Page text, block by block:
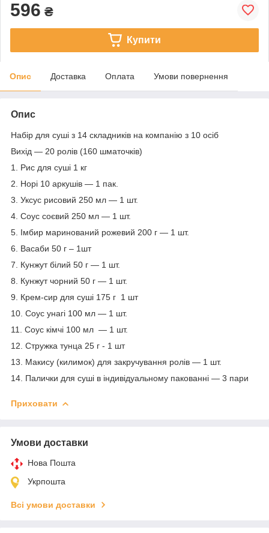
596 ₴
Купити
Опис Доставка Оплата Умови повернення
Опис
Набір для суші з 14 складників на компанію з 10 осіб
Вихід — 20 ролів (160 шматочків)
1. Рис для суші 1 кг
2. Норі 10 аркушів — 1 пак.
3. Уксус рисовий 250 мл — 1 шт.
4. Соус соєвий 250 мл — 1 шт.
5. Імбир маринований рожевий 200 г — 1 шт.
6. Васаби 50 г – 1шт
7. Кунжут білий 50 г — 1 шт.
8. Кунжут чорний 50 г — 1 шт.
9. Крем-сир для суші 175 г 1 шт
10. Соус унагі 100 мл — 1 шт.
11. Соус кімчі 100 мл — 1 шт.
12. Стружка тунца 25 г - 1 шт
13. Макису (килимок) для закручування ролів — 1 шт.
14. Палички для суші в індивідуальному пакованні — 3 пари
Приховати
Умови доставки
Нова Пошта
Укрпошта
Всі умови доставки